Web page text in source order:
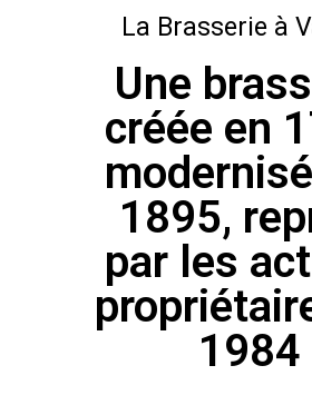
La Brasserie à
Une
créée en
1895,
par les
1984